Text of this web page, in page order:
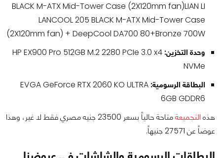
BLACK M-ATX Mid-Tower Case (2X120mm fan)LIAN LI
LANCOOL 205 BLACK M-ATX Mid-Tower Case
(2X120mm fan) + DeepCool DA700 80+Bronze 700W
وحدة التخزين: HP EX900 Pro 512GB M.2 2280 PCIe 3.0 x4
NVMe
البطاقة الرسومية: EVGA GeForce RTX 2060 KO ULTRA
6GB GDDR6
هذهالتجميعة
متاحة حالياً بسعر 23500 جنيه مصري فقط لا غير، وهذا
عوضاً عن 27571 جنيهاً.